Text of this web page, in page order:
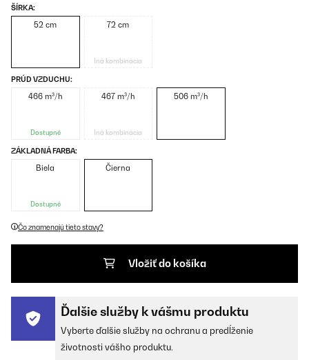
ŠÍRKA:
52 cm 72 cm
Iná kombinácia
PRÚD VZDUCHU:
466 m³/h
Dostupné
467 m³/h
Iná kombinácia
506 m³/h
ZÁKLADNÁ FARBA:
Biela
Dostupné
Čierna
Čo znamenajú tieto stavy?
Vložiť do košíka
Ďalšie služby k vášmu produktu
Vyberte ďalšie služby na ochranu a predĺženie
životnosti vášho produktu.